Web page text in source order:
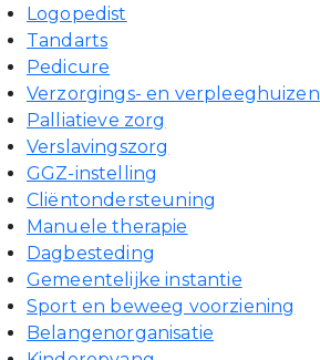
Logopedist
Tandarts
Pedicure
Verzorgings- en verpleeghuizen
Palliatieve zorg
Verslavingszorg
GGZ-instelling
Cliëntondersteuning
Manuele therapie
Dagbesteding
Gemeentelijke instantie
Sport en beweeg voorziening
Belangenorganisatie